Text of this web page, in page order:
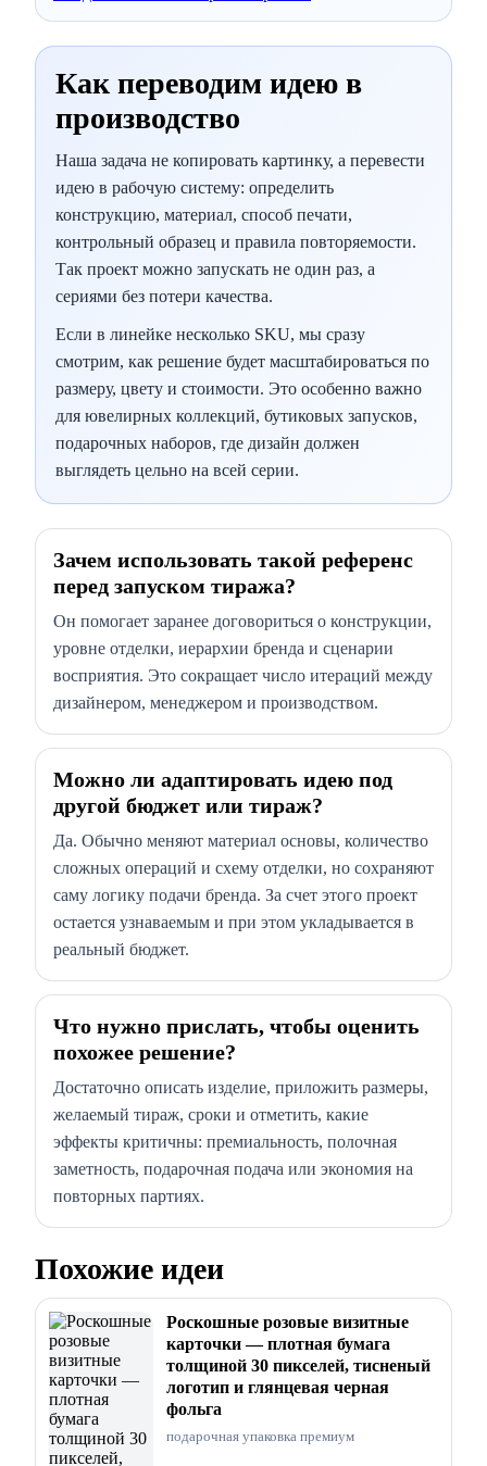
Как переводим идею в
производство
Наша задача не копировать картинку, а перевести
идею в рабочую систему: определить
конструкцию, материал, способ печати,
контрольный образец и правила повторяемости.
Так проект можно запускать не один раз, а
сериями без потери качества.
Если в линейке несколько SKU, мы сразу
смотрим, как решение будет масштабироваться по
размеру, цвету и стоимости. Это особенно важно
для ювелирных коллекций, бутиковых запусков,
подарочных наборов, где дизайн должен
выглядеть цельно на всей серии.
Зачем использовать такой референс
перед запуском тиража?
Он помогает заранее договориться о конструкции,
уровне отделки, иерархии бренда и сценарии
восприятия. Это сокращает число итераций между
дизайнером, менеджером и производством.
Можно ли адаптировать идею под
другой бюджет или тираж?
Да. Обычно меняют материал основы, количество
сложных операций и схему отделки, но сохраняют
саму логику подачи бренда. За счет этого проект
остается узнаваемым и при этом укладывается в
реальный бюджет.
Что нужно прислать, чтобы оценить
похожее решение?
Достаточно описать изделие, приложить размеры,
желаемый тираж, сроки и отметить, какие
эффекты критичны: премиальность, полочная
заметность, подарочная подача или экономия на
повторных партиях.
Похожие идеи
Роскошные розовые визитные
карточки — плотная бумага
толщиной 30 пикселей, тисненый
логотип и глянцевая черная
фольга
подарочная упаковка премиум